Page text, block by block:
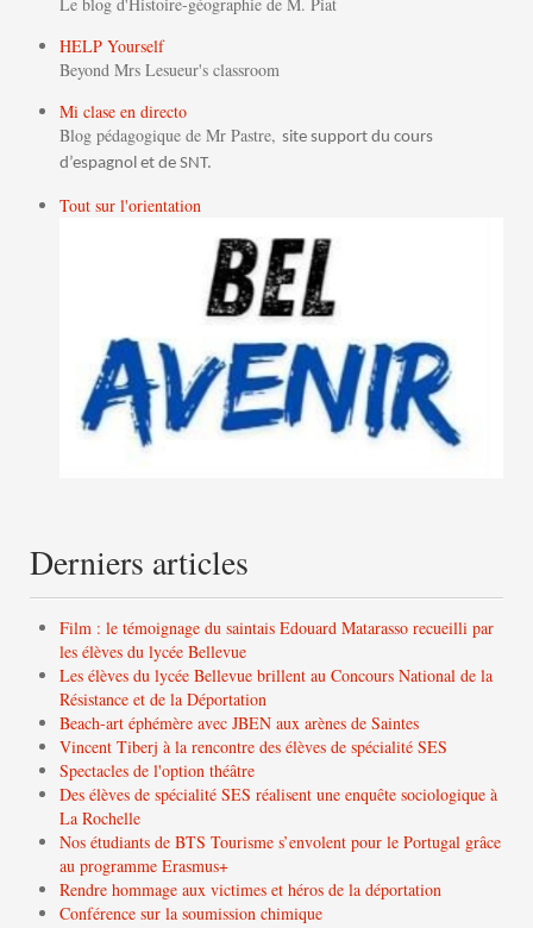
Le blog d'Histoire-géographie de M. Piat
HELP Yourself
Beyond Mrs Lesueur's classroom
Mi clase en directo
Blog pédagogique de Mr Pastre, site support du cours
d’espagnol et de SNT.
Tout sur l'orientation
Derniers articles
Film : le témoignage du saintais Edouard Matarasso recueilli par
les élèves du lycée Bellevue
Les élèves du lycée Bellevue brillent au Concours National de la
Résistance et de la Déportation
Beach-art éphémère avec JBEN aux arènes de Saintes
Vincent Tiberj à la rencontre des élèves de spécialité SES
Spectacles de l'option théâtre
Des élèves de spécialité SES réalisent une enquête sociologique à
La Rochelle
Nos étudiants de BTS Tourisme s’envolent pour le Portugal grâce
au programme Erasmus+
Rendre hommage aux victimes et héros de la déportation
Conférence sur la soumission chimique